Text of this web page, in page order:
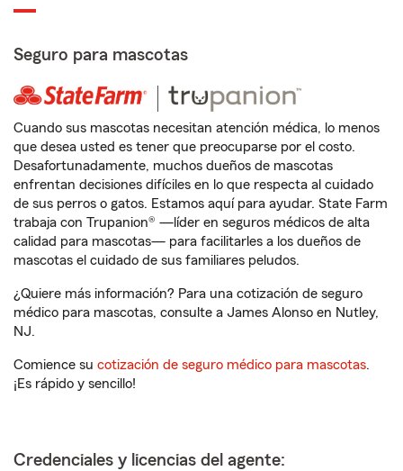
Seguro para mascotas
Cuando sus mascotas necesitan atención médica, lo menos
que desea usted es tener que preocuparse por el costo.
Desafortunadamente, muchos dueños de mascotas
enfrentan decisiones difíciles en lo que respecta al cuidado
de sus perros o gatos. Estamos aquí para ayudar. State Farm
trabaja con Trupanion® —líder en seguros médicos de alta
calidad para mascotas— para facilitarles a los dueños de
mascotas el cuidado de sus familiares peludos.
¿Quiere más información? Para una cotización de seguro
médico para mascotas, consulte a James Alonso en Nutley,
NJ.
Comience su cotización de seguro médico para mascotas.
¡Es rápido y sencillo!
Credenciales y licencias del agente: